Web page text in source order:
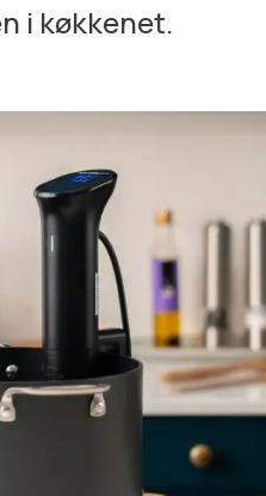
i køkkenet.